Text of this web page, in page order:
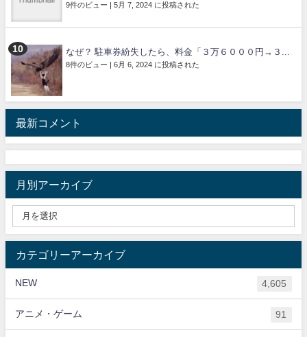
9件のビュー | 5月 7, 2024 に投稿された
なぜ？ 駐車券紛失したら、料金「３万６０００円→３...
8件のビュー | 6月 6, 2024 に投稿された
最新コメント
月別アーカイブ
カテゴリーアーカイブ
NEW 4,605
アニメ・ゲーム 91